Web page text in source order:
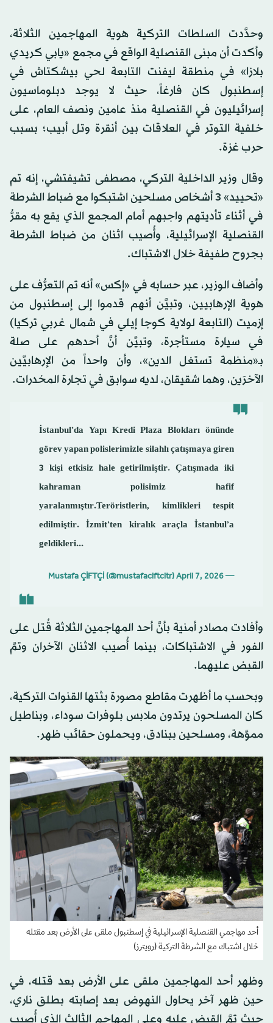
وحدَّدت السلطات التركية هوية المهاجمين الثلاثة،
وأكدت أن مبنى القنصلية الواقع في مجمع «يابي كريدي
بلازا» في منطقة ليفنت التابعة لحي بيشكتاش في
إسطنبول كان فارغاً، حيث لا يوجد دبلوماسيون
إسرائيليون في القنصلية منذ عامين ونصف العام، على
خلفية التوتر في العلاقات بين أنقرة وتل أبيب؛ بسبب
حرب غزة.
وقال وزير الداخلية التركي، ‌مصطفى ‌تشيفتشي، إنه تم
«تحييد» 3 أشخاص مسلحين اشتبكوا مع ضباط الشرطة
في أثناء تأديتهم واجبهم أمام المجمع الذي يقع به مقرُّ
القنصلية الإسرائيلية، وأُصيب اثنان من ضباط الشرطة
بجروح طفيفة خلال الاشتباك.
وأضاف الوزير، عبر حسابه في «إكس» أنه تم التعرُّف على
هوية الإرهابيين، وتبيَّن أنهم قدموا إلى إسطنبول من
إزميت (التابعة لولاية كوجا إيلي في شمال غربي تركيا)
في سيارة مستأجرة، وتبيَّن أنَّ أحدهم على صلة
بـ«منظمة تستغل الدين»، وأن واحداً من الإرهابيَّين
الآخرَين، وهما شقيقان، لديه سوابق في تجارة المخدرات.
İstanbul’da Yapı Kredi Plaza Blokları önünde
görev yapan polislerimizle silahlı çatışmaya giren
3 kişi etkisiz hale getirilmiştir. Çatışmada iki
kahraman polisimiz hafif
yaralanmıştır.Teröristlerin, kimlikleri tespit
edilmiştir. İzmit’ten kiralık araçla İstanbul’a
geldikleri...
— Mustafa ÇİFTÇİ (@mustafaciftcitr)
April 7, 2026
وأفادت مصادر أمنية بأنَّ أحد المهاجمين الثلاثة قُتل على
الفور في الاشتباكات، بينما أُصيب الاثنان الآخران وتمَّ
القبض عليهما.
وبحسب ما أظهرت مقاطع مصورة بثتها القنوات التركية،
كان المسلحون يرتدون ملابس بلوفرات سوداء، وبناطيل
مموَّهة، ومسلحين ببنادق، ويحملون حقائب ظهر.
أحد مهاجمي القنصلية الإسرائيلية في إسطنبول ملقى على الأرض بعد مقتله
خلال اشتباك مع الشرطة التركية (رويترز)
وظهر أحد المهاجمين ملقى على الأرض بعد قتله، في
حين ظهر آخر يحاول النهوض بعد إصابته بطلق ناري،
حيث تمَّ القبض عليه وعلى المهاجم الثالث الذي أُصيب